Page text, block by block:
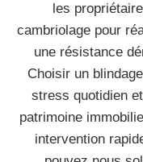
les
cambriolage pour
une résistance
Choisir un
stress quotidien
patrimoine
intervention